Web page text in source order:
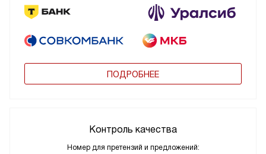
ПОДРОБНЕЕ
Контроль качества
Номер для претензий и предложений: